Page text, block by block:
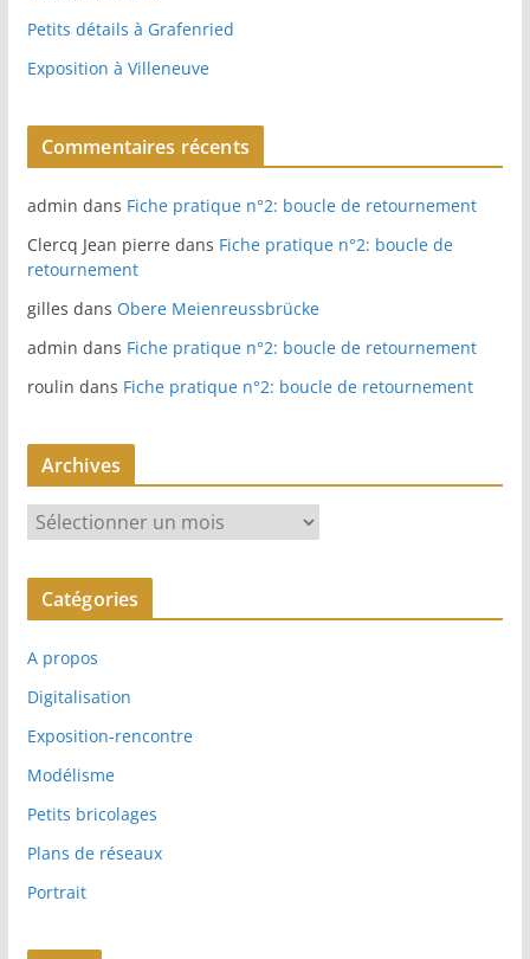
Petits détails à Grafenried
Exposition à Villeneuve
Commentaires récents
admin dans Fiche pratique n°2: boucle de retournement
Clercq Jean pierre dans Fiche pratique n°2: boucle de
retournement
gilles dans Obere Meienreussbrücke
admin dans Fiche pratique n°2: boucle de retournement
roulin dans Fiche pratique n°2: boucle de retournement
Archives
r
c
v
e
Catégories
A propos
Digitalisation
Exposition-rencontre
Modélisme
Petits bricolages
Plans de réseaux
Portrait